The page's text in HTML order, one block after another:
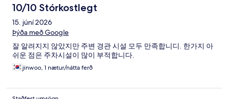
10/10 Stórkostlegt
15. júní 2026
Þýða með Google
잘 알려지지 않았지만 주변 경관 시설 모두 만족합니디. 한가지 아
쉬운 점은 주차시설이 많이 부적합니다.
jinwoo, 1 nætur/nátta ferð